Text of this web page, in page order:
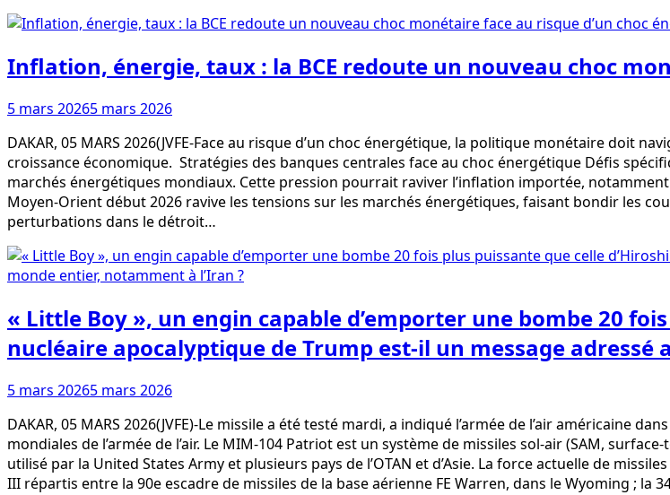
Inflation, énergie, taux : la BCE redoute un nouveau choc
5 mars 20265 mars 2026
DAKAR, 05 MARS 2026(JVFE-Face au risque d’un choc énergétique, la politique monétaire doit
croissance économique. Stratégies des banques centrales face au choc énergétique Défis
marchés énergétiques mondiaux. Cette pression pourrait raviver l’inflation importée,
Moyen-Orient début 2026 ravive les tensions sur les marchés énergétiques, faisant bondir les
perturbations dans le détroit…
« Little Boy », un engin capable d’emporter une bombe 20
nucléaire apocalyptique de Trump est-il un message adressé
5 mars 20265 mars 2026
DAKAR, 05 MARS 2026(JVFE)-Le missile a été testé mardi, a indiqué l’armée de l’air américaine
mondiales de l’armée de l’air. Le MIM-104 Patriot est un système de missiles sol-air (SAM,
utilisé par la United States Army et plusieurs pays de l’OTAN et d’Asie. La force actuelle de
III répartis entre la 90e escadre de missiles de la base aérienne FE Warren, dans le Wyoming ; la